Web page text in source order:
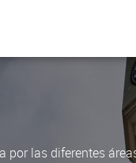
por las diferentes